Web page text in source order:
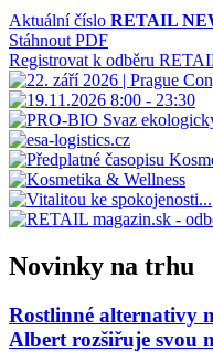
příspěvek
Aktuální číslo RETAIL
Stáhnout PDF
Registrovat k odběru
Novinky na trhu
Rostlinné alternativy
Albert rozšiřuje svou